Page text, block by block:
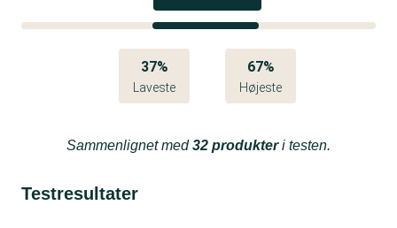
37%
Laveste
67%
Højeste
Sammenlignet med32 produkteri testen.
Testresultater